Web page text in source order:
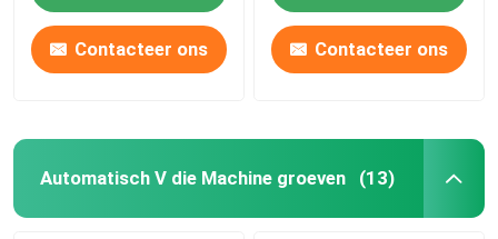
Contacteer ons Contacteer ons
Automatisch V die Machine groeven (13)